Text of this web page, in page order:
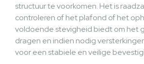
structuur te voorkomen. Het is
controleren of het plafond of het
voldoende stevigheid biedt om het
dragen en indien nodig
voor een stabiele en veilige